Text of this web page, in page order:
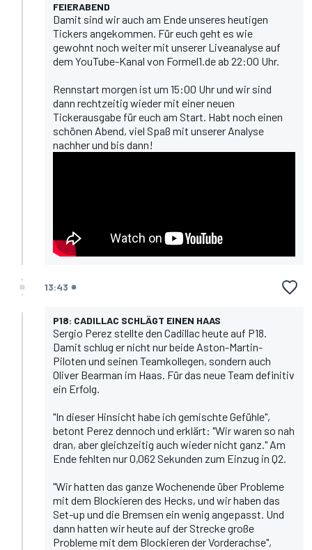
FEIERABEND
Damit sind wir auch am Ende unseres heutigen
Tickers angekommen. Für euch geht es wie
gewohnt noch weiter mit unserer Liveanalyse auf
dem YouTube-Kanal von Formel1.deab 22:00 Uhr.
Rennstart morgen ist um 15:00 Uhr und wir sind
dann rechtzeitig wieder mit einer neuen
Tickerausgabe für euch am Start. Habt noch einen
schönen Abend, viel Spaß mit unserer Analyse
nachher und bis dann!
13:43
P18: CADILLAC SCHLÄGT EINEN HAAS
Sergio Perez stellte den Cadillac heute auf P18.
Damit schlug er nicht nur beide Aston-Martin-
Piloten und seinen Teamkollegen, sondern auch
Oliver Bearman im Haas. Für das neue Team definitiv
ein Erfolg.
"In dieser Hinsicht habe ich gemischte Gefühle",
betont Perez dennoch und erklärt: "Wir waren so nah
dran, aber gleichzeitig auch wieder nicht ganz." Am
Ende fehlten nur 0,062 Sekunden zum Einzug in Q2.
"Wir hatten das ganze Wochenende über Probleme
mit dem Blockieren des Hecks, und wir haben das
Set-up und die Bremsen ein wenig angepasst. Und
dann hatten wir heute auf der Strecke große
Probleme mit dem Blockieren der Vorderachse",